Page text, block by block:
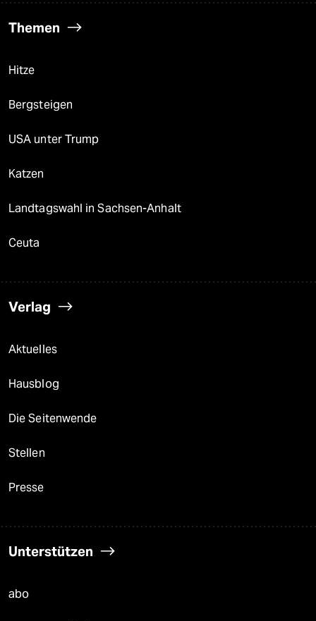
Themen
Hitze
Bergsteigen
USA unter Trump
Katzen
Landtagswahl in Sachsen-Anhalt
Ceuta
Verlag
Aktuelles
Hausblog
Die Seitenwende
Stellen
Presse
Unterstützen
abo